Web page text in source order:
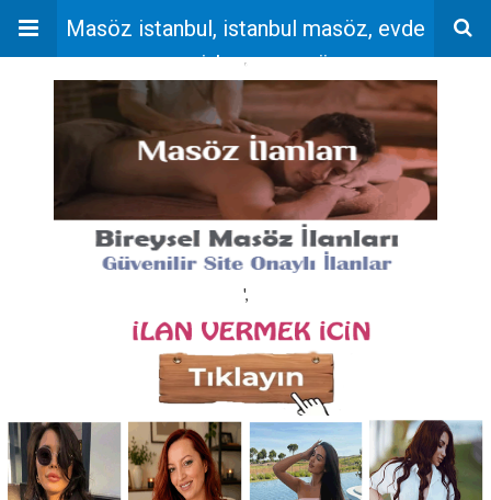
Masöz istanbul, istanbul masöz, evde
masaj, bayan masöz
'
',